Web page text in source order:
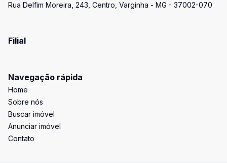
Rua Delfim Moreira, 243, Centro, Varginha - MG - 37002-070
Filial
Navegação rápida
Home
Sobre nós
Buscar imóvel
Anunciar imóvel
Contato